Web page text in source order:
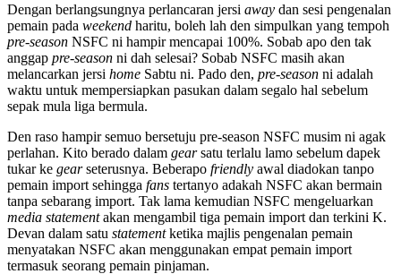
Dengan berlangsungnya perlancaran jersi away dan sesi pengenalan
pemain pada weekend haritu, boleh lah den simpulkan yang tempoh
pre-season NSFC ni hampir mencapai 100%. Sobab apo den tak
anggap pre-season ni dah selesai? Sobab NSFC masih akan
melancarkan jersi home Sabtu ni. Pado den, pre-season ni adalah
waktu untuk mempersiapkan pasukan dalam segalo hal sebelum
sepak mula liga bermula.
Den raso hampir semuo bersetuju pre-season NSFC musim ni agak
perlahan. Kito berado dalam gearsatu terlalu lamo sebelum dapek
tukar ke gearseterusnya. Beberapo friendly awal diadokan tanpo
pemain import sehingga fans tertanyo adakah NSFC akan bermain
tanpa sebarang import. Tak lama kemudian NSFC mengeluarkan
media statementakan mengambil tiga pemain import dan terkini K.
Devan dalam satu statementketika majlis pengenalan pemain
menyatakan NSFC akan menggunakan empat pemain import
termasuk seorang pemain pinjaman.